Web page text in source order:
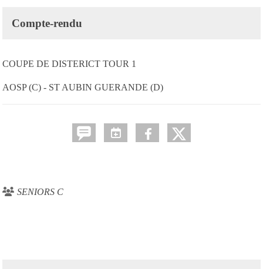
Compte-rendu
COUPE DE DISTERICT TOUR 1
AOSP (C) - ST AUBIN GUERANDE (D)
SENIORS C